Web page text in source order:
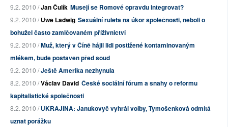
9.2. 2010 /Jan Čulík Musejí se Romové opravdu integrovat?
9.2. 2010 /Uwe Ladwig Sexuální ruleta na úkor společnosti, neboli o
bohužel často zamlčovaném příživnictví
9.2. 2010 /Muž, který v Číně hájil lidi postižené kontaminovaným
mlékem, bude postaven před soud
9.2. 2010 /Ještě Amerika nezhynula
8.2. 2010 /Václav David České sociální fórum a snahy o reformu
kapitalistické společnosti
8.2. 2010 /UKRAJINA: Janukovyč vyhrál volby, Tymošenková odmítá
uznat porážku